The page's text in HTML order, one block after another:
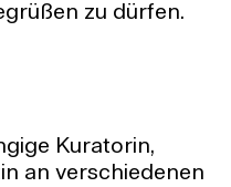
zu dürfen.
Kuratorin,
an verschiedenen